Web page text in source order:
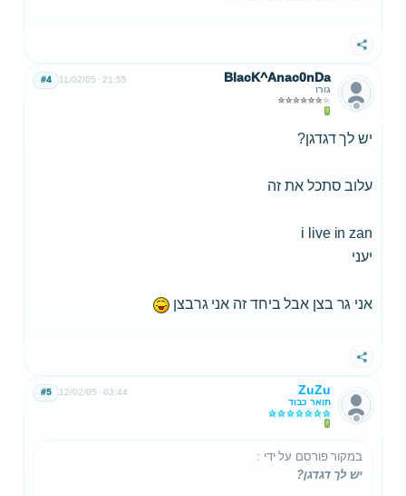
שתף
BlacK^Anac0nDa
גורו
11/02/05 21:55
#4
יש לך דגדגן?
עלוב סתכל את זה
i live in zan
יעני
אני גר בצן אבל ביחד זה אני גרבצן
שתף
ZuZu
תואר כבוד
12/02/05 03:44
#5
במקור פורסם על ידי :
יש לך דגדגן?